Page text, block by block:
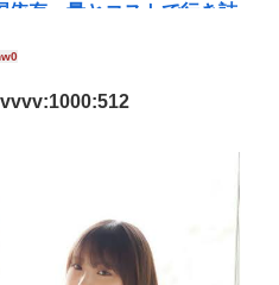
依存、量とコストで行き詰
部屋、結局このあたりが最
な脳組織を誤摘出された50
自発呼吸もできない重篤状